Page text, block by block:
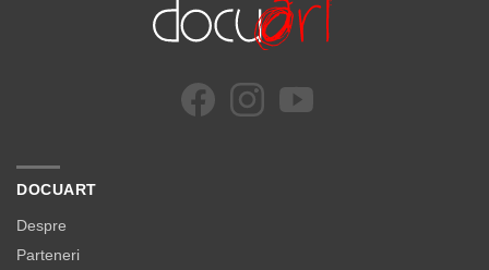
DOCUART
Despre
Parteneri